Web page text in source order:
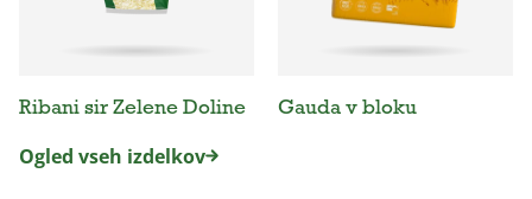
Ribani sir Zelene Doline
Gauda v bloku
Ogled vseh izdelkov